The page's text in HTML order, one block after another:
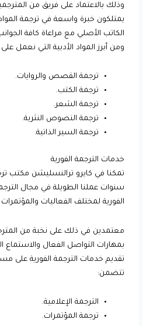
وذلك بالاعتماد على فريق من
يمتلكون خبرة واسعة في ترجمة
الكاتب الأصلي مع مراعاة كافة الجوانب
ومن أبرز المواد الأدبية التي نعمل
ترجمة القصص والروايات.
ترجمة الكتب.
ترجمة الشعر.
ترجمة النصوص النثرية.
ترجمة السير الذاتية.
خدمات الترجمة الفورية
تمكنا في كايرو ترالنسليشن مكتب
سنوات عملنا الطويلة في مجال
الفورية لمختلف الفعاليات
معتمدين في ذلك على نخبة من
بمهارات التواصل الفعال والاستماع
تقديم خدمات الترجمة الفورية
تتضمن:
الترجمة الإعلامية.
ترجمة المؤتمرات.